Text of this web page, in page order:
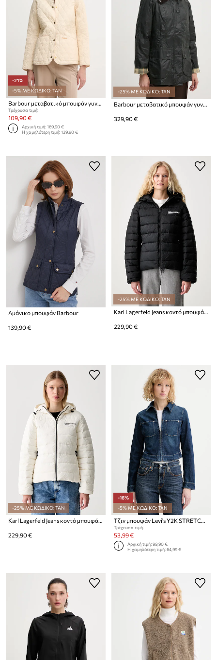
-21%
-5% ΜΕ ΚΩΔΙΚΟ: TAN
Barbour μεταβατικό μπουφάν γυναικείο ANNANDALE
Τρέχουσα τιμή:
109,90 €
Αρχική τιμή:169,90 €
Η χαμηλότερη τιμή:139,90 €
-25% ΜΕ ΚΩΔΙΚΟ: TAN
Barbour μεταβατικό μπουφάν γυναικείο βαμβακερό Beadnell
329,90 €
Αμάνικο μπουφάν Barbour
139,90 €
-25% ΜΕ ΚΩΔΙΚΟ: TAN
Karl Lagerfeld Jeans κοντό μπουφάν γυναικείο
229,90 €
-25% ΜΕ ΚΩΔΙΚΟ: TAN
Karl Lagerfeld Jeans κοντό μπουφάν γυναικείο
229,90 €
-16%
-5% ΜΕ ΚΩΔΙΚΟ: TAN
Τζιν μπουφάν Levi's Y2K STRETCH FITTED
Τρέχουσα τιμή:
53,99 €
Αρχική τιμή:99,90 €
Η χαμηλότερη τιμή:64,99 €